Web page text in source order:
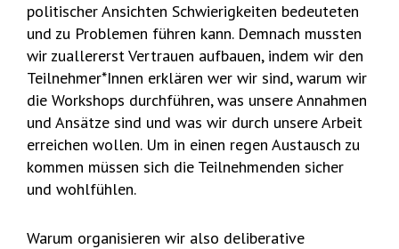
politischer Ansichten Schwierigkeiten bedeuteten
und zu Problemen führen kann. Demnach mussten
wir zuallererst Vertrauen aufbauen, indem wir den
Teilnehmer*Innen erklären wer wir sind, warum wir
die Workshops durchführen, was unsere Annahmen
und Ansätze sind und was wir durch unsere Arbeit
erreichen wollen. Um in einen regen Austausch zu
kommen müssen sich die Teilnehmenden sicher
und wohlfühlen.
Warum organisieren wir also deliberative